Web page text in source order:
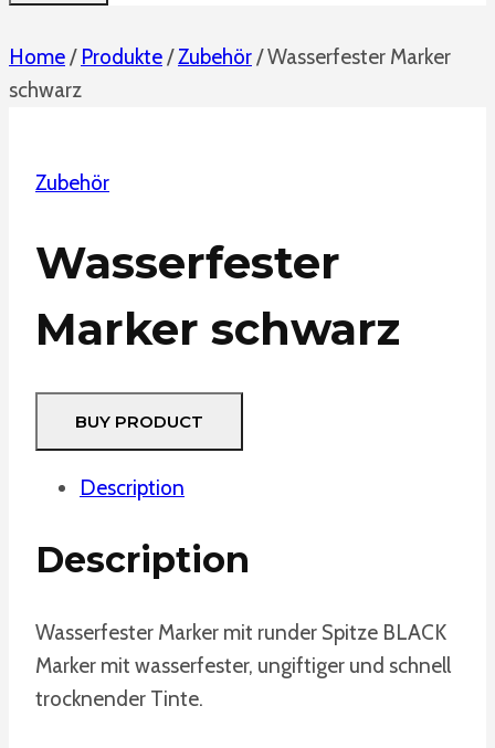
Home/ Produkte/Zubehör/Wasserfester Marker
schwarz
Zubehör
Wasserfester
Marker schwarz
BUY PRODUCT
Description
Description
Wasserfester Marker mit runder Spitze BLACK
Marker mit wasserfester, ungiftiger und schnell
trocknender Tinte.